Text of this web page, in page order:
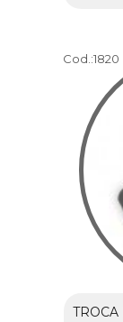
Cod.:1820